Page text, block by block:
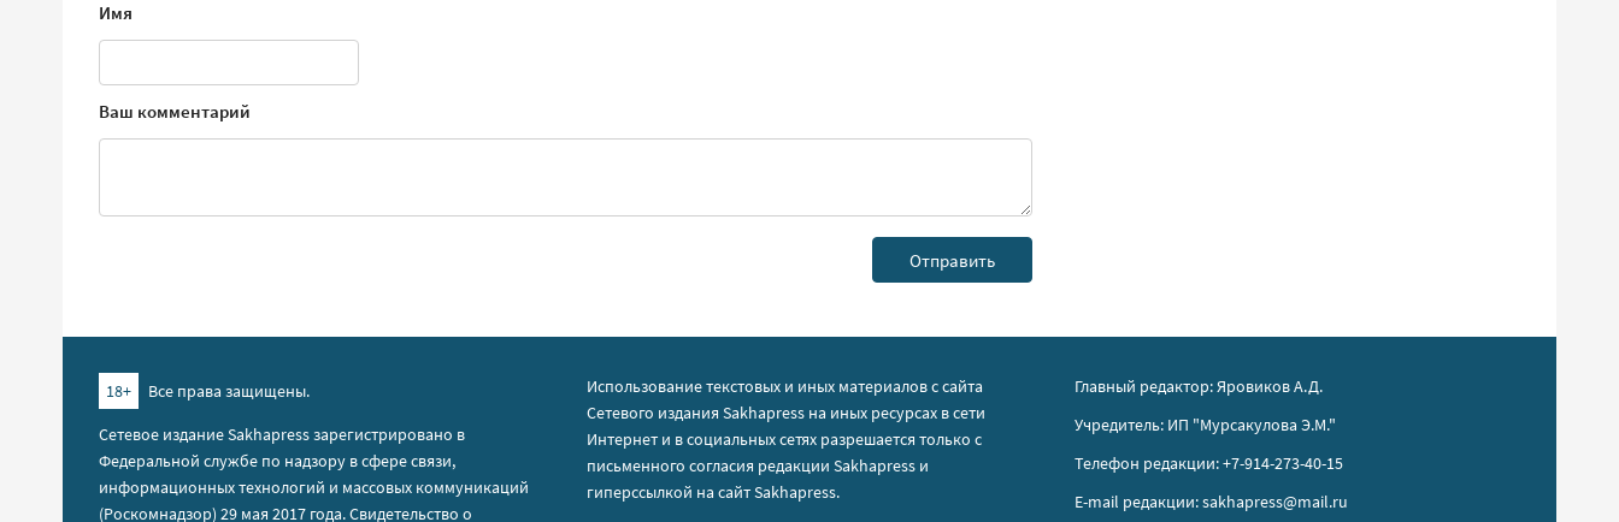
Имя
Ваш комментарий
18+
Все права защищены.
Сетевое издание Sakhapress зарегистрировано в
Федеральной службе по надзору в сфере связи,
информационных технологий и массовых коммуникаций
(Роскомнадзор) 29 мая 2017 года. Свидетельство о
Использование текстовых и иных материалов с сайта
Сетевого издания Sakhapress на иных ресурсах в сети
Интернет и в социальных сетях разрешается только с
письменного согласия редакции Sakhapress и
гиперссылкой на сайт Sakhapress.
Главный редактор: Яровиков А.Д.
Учредитель: ИП "Мурсакулова Э.М."
Телефон редакции: +7-914-273-40-15
E-mail редакции: sakhapress@mail.ru